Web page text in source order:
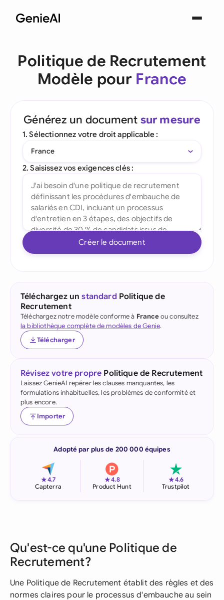
Politique de Recrutement
Modèle pour France
Générez un document sur mesure
1. Sélectionnez votre droit applicable :
France
2. Saisissez vos exigences clés :
Créer le document
Téléchargez unstandardPolitique de
Recrutement
Téléchargez notre modèle conforme à Franceou consultez
la bibliothèque complète de modèles de Genie.
Télécharger
Révisez votre propre Politique de Recrutement
Laissez GenieAI repérer les clauses manquantes, les
formulations inhabituelles, les problèmes de conformité et
plus encore.
Importer
Adopté par plus de 200 000 équipes
★4.7
Capterra
★4.8
Product Hunt
★4.6
Trustpilot
Qu'est-ce qu'une Politique de
Recrutement?
Une Politique de Recrutement établit des règles et des
normes claires pour le processus d'embauche au sein